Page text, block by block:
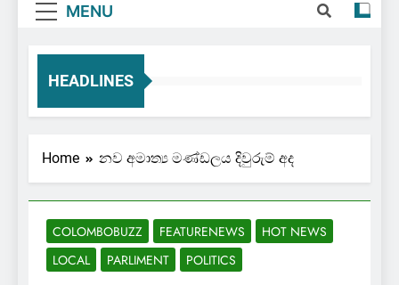
MENU
HEADLINES
Home නව අමාත්‍ය මණ්ඩලය දිවුරුම් අද
COLOMBOBUZZ FEATURENEWS
HOT NEWS
LOCAL
PARLIMENT POLITICS